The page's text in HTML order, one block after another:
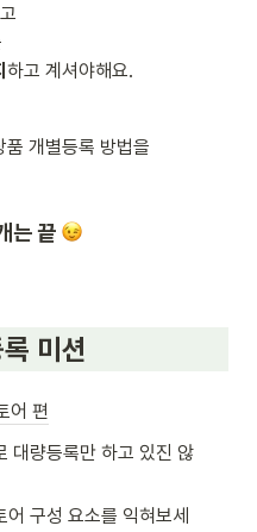
하고 계셔야해요.
개별등록 방법을
는 끝
미션
어 편
대량등록만 하고 있진 않
구성 요소를 익혀보세